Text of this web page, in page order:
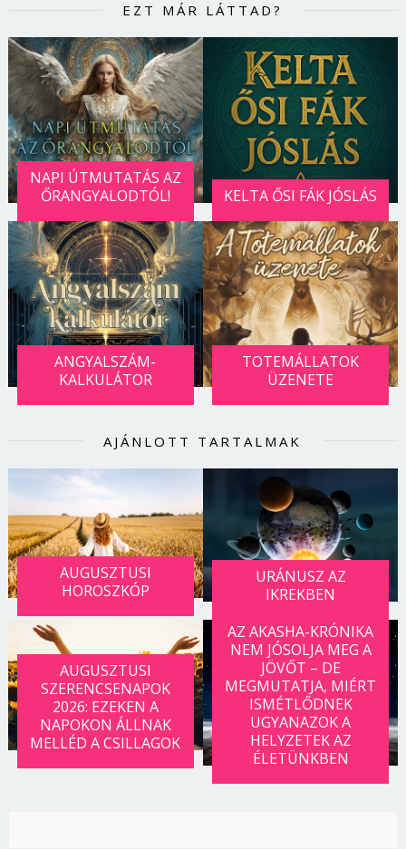
EZT MÁR LÁTTAD?
NAPI ÚTMUTATÁS AZ
ŐRANGYALODTÓL!
KELTA ŐSI FÁK JÓSLÁS
ANGYALSZÁM-
KALKULÁTOR
TOTEMÁLLATOK
ÜZENETE
AJÁNLOTT TARTALMAK
AUGUSZTUSI
HOROSZKÓP
URÁNUSZ AZ
IKREKBEN
AUGUSZTUSI
SZERENCSENAPOK
2026: EZEKEN A
NAPOKON ÁLLNAK
MELLÉD A CSILLAGOK
AZ AKASHA-KRÓNIKA
NEM JÓSOLJA MEG A
JÖVŐT – DE
MEGMUTATJA, MIÉRT
ISMÉTLŐDNEK
UGYANAZOK A
HELYZETEK AZ
ÉLETÜNKBEN